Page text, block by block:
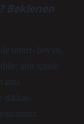
Beklenen
omuz–boyun,
gün içinde
ama
dikkat–
omuz